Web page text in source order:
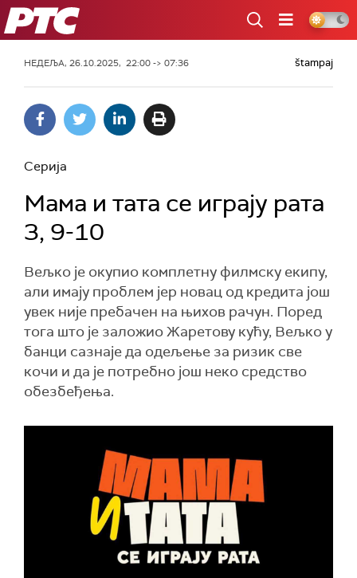
РТС
НЕДЕЉА, 26.10.2025, 22:00 -> 07:36 štampaj
Серија
Мама и тата се играју рата
3, 9-10
Вељко је окупио комплетну филмску екипу,
али имају проблем јер новац од кредита још
увек није пребачен на њихов рачун. Поред
тога што је заложио Жаретову кућу, Вељко у
банци сазнаје да одељење за ризик све
кочи и да је потребно још неко средство
обезбеђења.